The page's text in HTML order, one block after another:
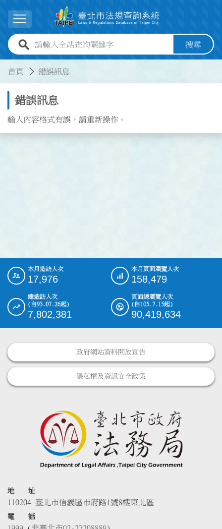
展開選單
全站查詢關鍵字欄位 搜尋
首頁 錯誤訊息
錯誤訊息
輸入內容格式有誤，請重新操作。
::: 本月造訪人次
17,976
本月頁面瀏覽人次
158,479
總造訪人次
(自93.07.26起)
7,802,381
頁面總瀏覽人次
(自105.7.15起)
90,419,634
政府網站資料開放宣告
隱私權及資訊安全政策
地 址
110204 臺北市信義區市府路1號8樓東北區
電 話